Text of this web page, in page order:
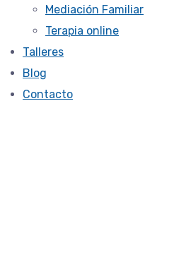
Mediación Familiar
Terapia online
Talleres
Blog
Contacto